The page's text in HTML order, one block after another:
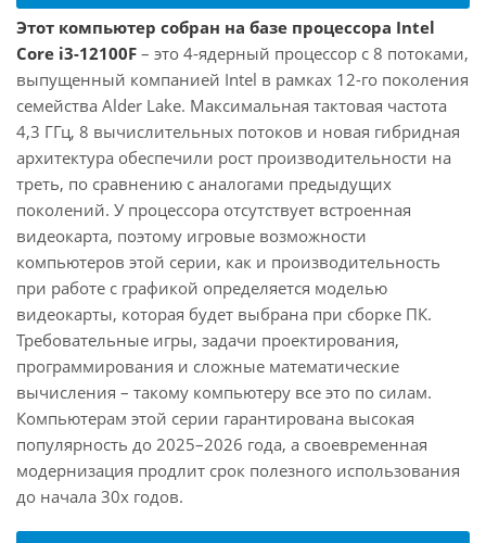
Этот компьютер собран на базе процессора Intel
Core i3-12100F – это 4-ядерный процессор с 8 потоками,
выпущенный компанией Intel в рамках 12-го поколения
семейства Alder Lake. Максимальная тактовая частота
4,3 ГГц, 8 вычислительных потоков и новая гибридная
архитектура обеспечили рост производительности на
треть, по сравнению с аналогами предыдущих
поколений. У процессора отсутствует встроенная
видеокарта, поэтому игровые возможности
компьютеров этой серии, как и производительность
при работе с графикой определяется моделью
видеокарты, которая будет выбрана при сборке ПК.
Требовательные игры, задачи проектирования,
программирования и сложные математические
вычисления – такому компьютеру все это по силам.
Компьютерам этой серии гарантирована высокая
популярность до 2025–2026 года, а своевременная
модернизация продлит срок полезного использования
до начала 30х годов.